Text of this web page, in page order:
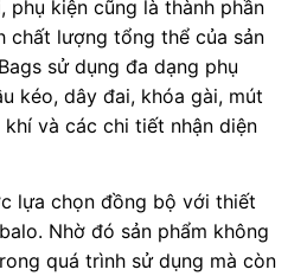
phụ kiện cũng là thành phần
chất lượng tổng thể của sản
sử dụng đa dạng phụ
kéo, dây đai, khóa gài, mút
và các chi tiết nhận diện
lựa chọn đồng bộ với thiết
Nhờ đó sản phẩm không
quá trình sử dụng mà còn